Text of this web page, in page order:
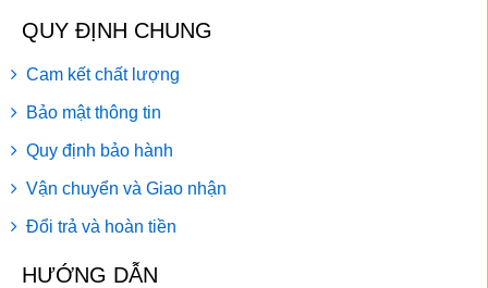
QUY ĐỊNH CHUNG
Cam kết chất lượng
Bảo mật thông tin
Quy định bảo hành
Vận chuyển và Giao nhận
Đổi trả và hoàn tiền
HƯỚNG DẪN